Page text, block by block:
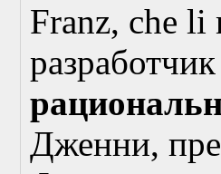
Franz, che
Дженни,